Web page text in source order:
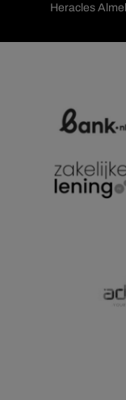
Heracles